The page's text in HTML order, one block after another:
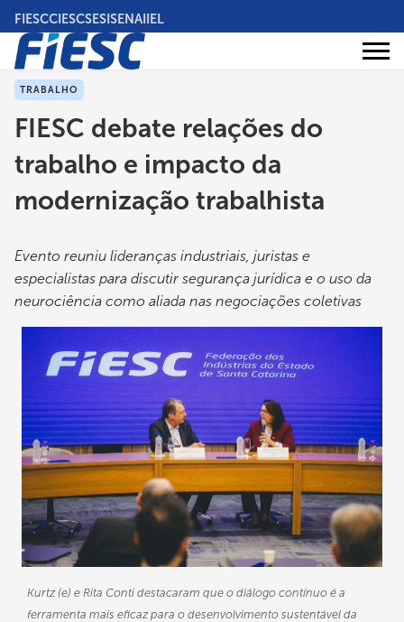
Pular
para
conteúdo
principal
FIESCCIESCSESISENAIIEL
Áreas
TRABALHO
FIESC debate relações do
trabalho e impacto da
modernização trabalhista
Evento reuniu lideranças industriais, juristas e
especialistas para discutir segurança jurídica e o uso da
neurociência como aliada nas negociações coletivas
Kurtz (e) e Rita Conti destacaram que o diálogo contínuo é a
ferramenta mais eficaz para o desenvolvimento sustentável da